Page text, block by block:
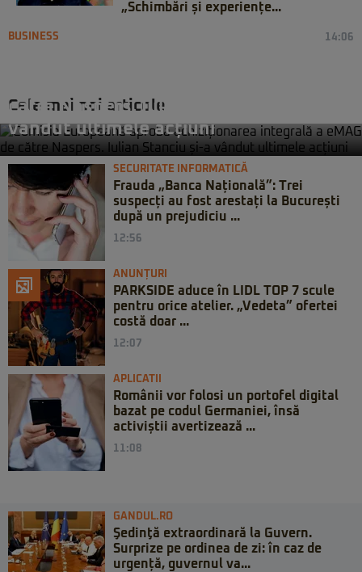
„Schimbări și experiențe...
Cele mai noi articole
BUSINESS 14:06
către Naspers. Iulian Stanciu și-a
vândut ultimele acțiuni
SECURITATE INFORMATICĂ
Frauda „Banca Națională”: Trei
suspecți au fost arestați la București
după un prejudiciu ...
12:56
ANUNȚURI
PARKSIDE aduce în LIDL TOP 7 scule
pentru orice atelier. „Vedeta” ofertei
costă doar ...
12:07
APLICATII
Românii vor folosi un portofel digital
bazat pe codul Germaniei, însă
activiștii avertizează ...
11:08
GANDUL.RO
Şedinţă extraordinară la Guvern.
Surprize pe ordinea de zi: în caz de
urgență, guvernul va...